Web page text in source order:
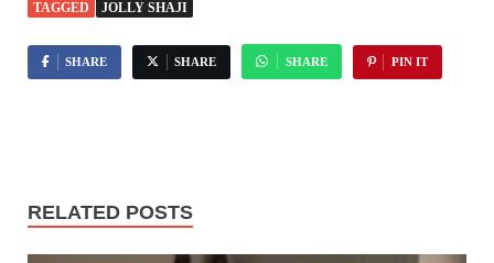
TAGGED JOLLY SHAJI
SHARE SHARE SHARE PIN IT
RELATED POSTS